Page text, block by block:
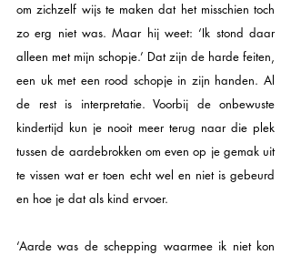
om zichzelf wijs te maken dat het misschien toch
zo erg niet was. Maar hij weet: ‘Ik stond daar
alleen met mijn schopje.’ Dat zijn de harde feiten,
een uk met een rood schopje in zijn handen. Al
de rest is interpretatie. Voorbij de onbewuste
kindertijd kun je nooit meer terug naar die plek
tussen de aardebrokken om even op je gemak uit
te vissen wat er toen echt wel en niet is gebeurd
en hoe je dat als kind ervoer.
‘Aarde was de schepping waarmee ik niet kon